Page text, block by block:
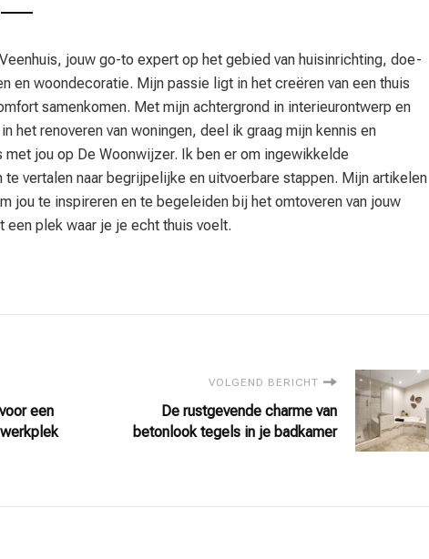
jouw go-to expert op het gebied van huisinrichting, doe-
en woondecoratie. Mijn passie ligt in het creëren van een thuis
samenkomen. Met mijn achtergrond in interieurontwerp en
het renoveren van woningen, deel ik graag mijn kennis en
met jou op De Woonwijzer. Ik ben er om ingewikkelde
te vertalen naar begrijpelijke en uitvoerbare stappen. Mijn artikelen
jou te inspireren en te begeleiden bij het omtoveren van jouw
een plek waar je je echt thuis voelt.
een
VOLGEND BERICHT
De rustgevende charme van
betonlook tegels in je badkamer